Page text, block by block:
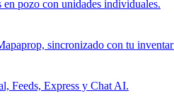
pozo con unidades individuales.
sincronizado con tu
Feeds, Express y Chat AI.